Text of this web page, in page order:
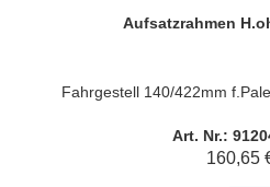
Aufsatzrahmen
Fahrgestell 140/422mm
Art. Nr.:
160,65